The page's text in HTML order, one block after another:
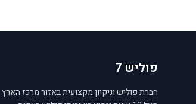
פוליש 7
חברת פוליש וניקיון מקצועית באזור מרכז הארץ.